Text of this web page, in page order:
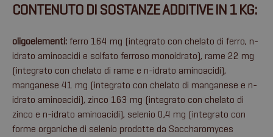
CONTENUTO DI SOSTANZE ADDITIVE IN 1 KG:
oligoelementi: ferro 164 mg (integrato con chelato di ferro, n-
idrato aminoacidi e solfato ferroso monoidrato), rame 22 mg
(integrato con chelato di rame e n-idrato aminoacidi),
manganese 41 mg (integrato con chelato di manganese e n-
idrato aminoacidi), zinco 163 mg (integrato con chelato di
zinco e n-idrato aminoacidi), selenio 0,4 mg (integrato con
forme organiche di selenio prodotte da Saccharomyces